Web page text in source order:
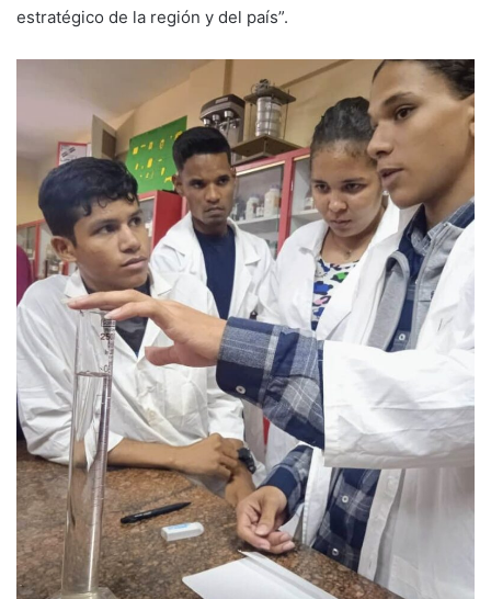
estratégico de la región y del país”.